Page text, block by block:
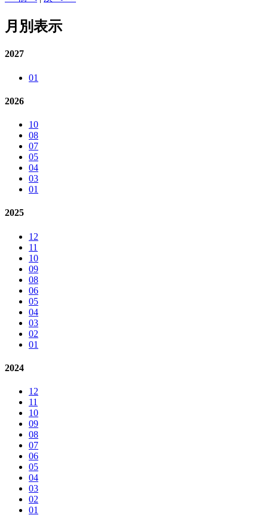
月別表示
2027
01
2026
10
08
07
05
04
03
01
2025
12
11
10
09
08
06
05
04
03
02
01
2024
12
11
10
09
08
07
06
05
04
03
02
01